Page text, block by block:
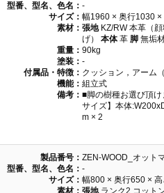
型番、型名、色名： -
サイズ： 幅1960 × 奥行1030
素材： 張地KZ/RW 本革（
げ） 本体革 脚 無垢
重量： 90kg
塗装： -
付属品・特徴： クッション，アーム
機能： 組立式
備考： ■脚の樹種お選び頂
サイズ】本体
m × 2
製品番号： ZEN-WOOD_オット
型番、型名、色名： -
サイズ： 幅800 × 奥行650 ×
素材： 張地ランク2 コット